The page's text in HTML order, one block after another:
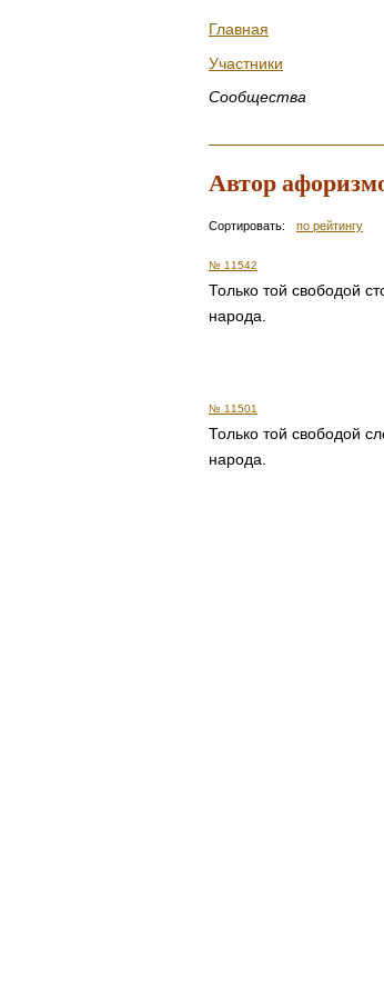
Главная
Участники
Сообщества
Автор
Сортировать: по рейтингу
№ 11542
Только той свободой
народа.
№ 11501
Только той свободой
народа.